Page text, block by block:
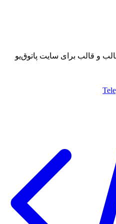
و قالب برای سایت پاتوق‌یو